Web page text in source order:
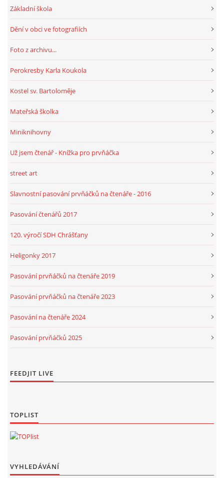
HRY, KVÍZY, VZDĚLÁVÁNÍ ON-LINE
© 2026 eStránky.cz | RSS|WebSlice Aktualizováno: 1. 8. 2026
Základní škola
Dění v obci ve fotografiích
Foto z archivu...
Perokresby Karla Koukola
Kostel sv. Bartoloměje
Mateřská školka
Miniknihovny
Už jsem čtenář - Knížka pro prvňáčka
street art
Slavnostní pasování prvňáčků na čtenáře - 2016
Pasování čtenářů 2017
120. výročí SDH Chrášťany
Heligonky 2017
Pasování prvňáčků na čtenáře 2019
Pasování prvňáčků na čtenáře 2023
Pasování na čtenáře 2024
Pasování prvňáčků 2025
FEEDJIT LIVE
TOPLIST
VYHLEDÁVÁNÍ